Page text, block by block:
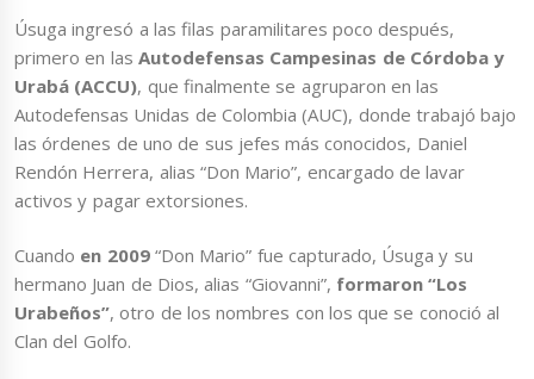
Úsuga ingresó a las filas paramilitares poco después,
primero en las Autodefensas Campesinas de Córdoba y
Urabá (ACCU), que finalmente se agruparon en las
Autodefensas Unidas de Colombia (AUC), donde trabajó bajo
las órdenes de uno de sus jefes más conocidos, Daniel
Rendón Herrera, alias “Don Mario”, encargado de lavar
activos y pagar extorsiones.
Cuando en 2009 “Don Mario” fue capturado, Úsuga y su
hermano Juan de Dios, alias “Giovanni”, formaron “Los
Urabeños”, otro de los nombres con los que se conoció al
Clan del Golfo.